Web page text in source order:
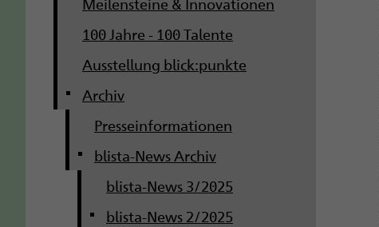
o
100 Jahre - 100 Talente
Ausstellung blick:punkte
Archiv
Presseinformationen
blista-News Archiv
blista-News 3/2025
blista-News 2/2025